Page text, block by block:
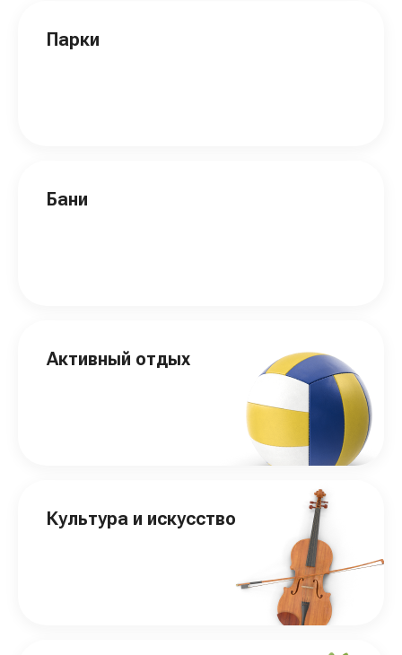
Парки
Бани
Активный отдых
Культура и искусство